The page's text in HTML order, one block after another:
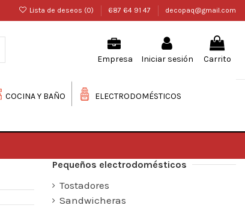
Lista de deseos (0) 687 64 91 47 decopaq@gmail.com
Empresa Iniciar sesión Carrito
COCINA Y BAÑO ELECTRODOMÉSTICOS
Pequeños electrodomésticos
Tostadores
Sandwicheras